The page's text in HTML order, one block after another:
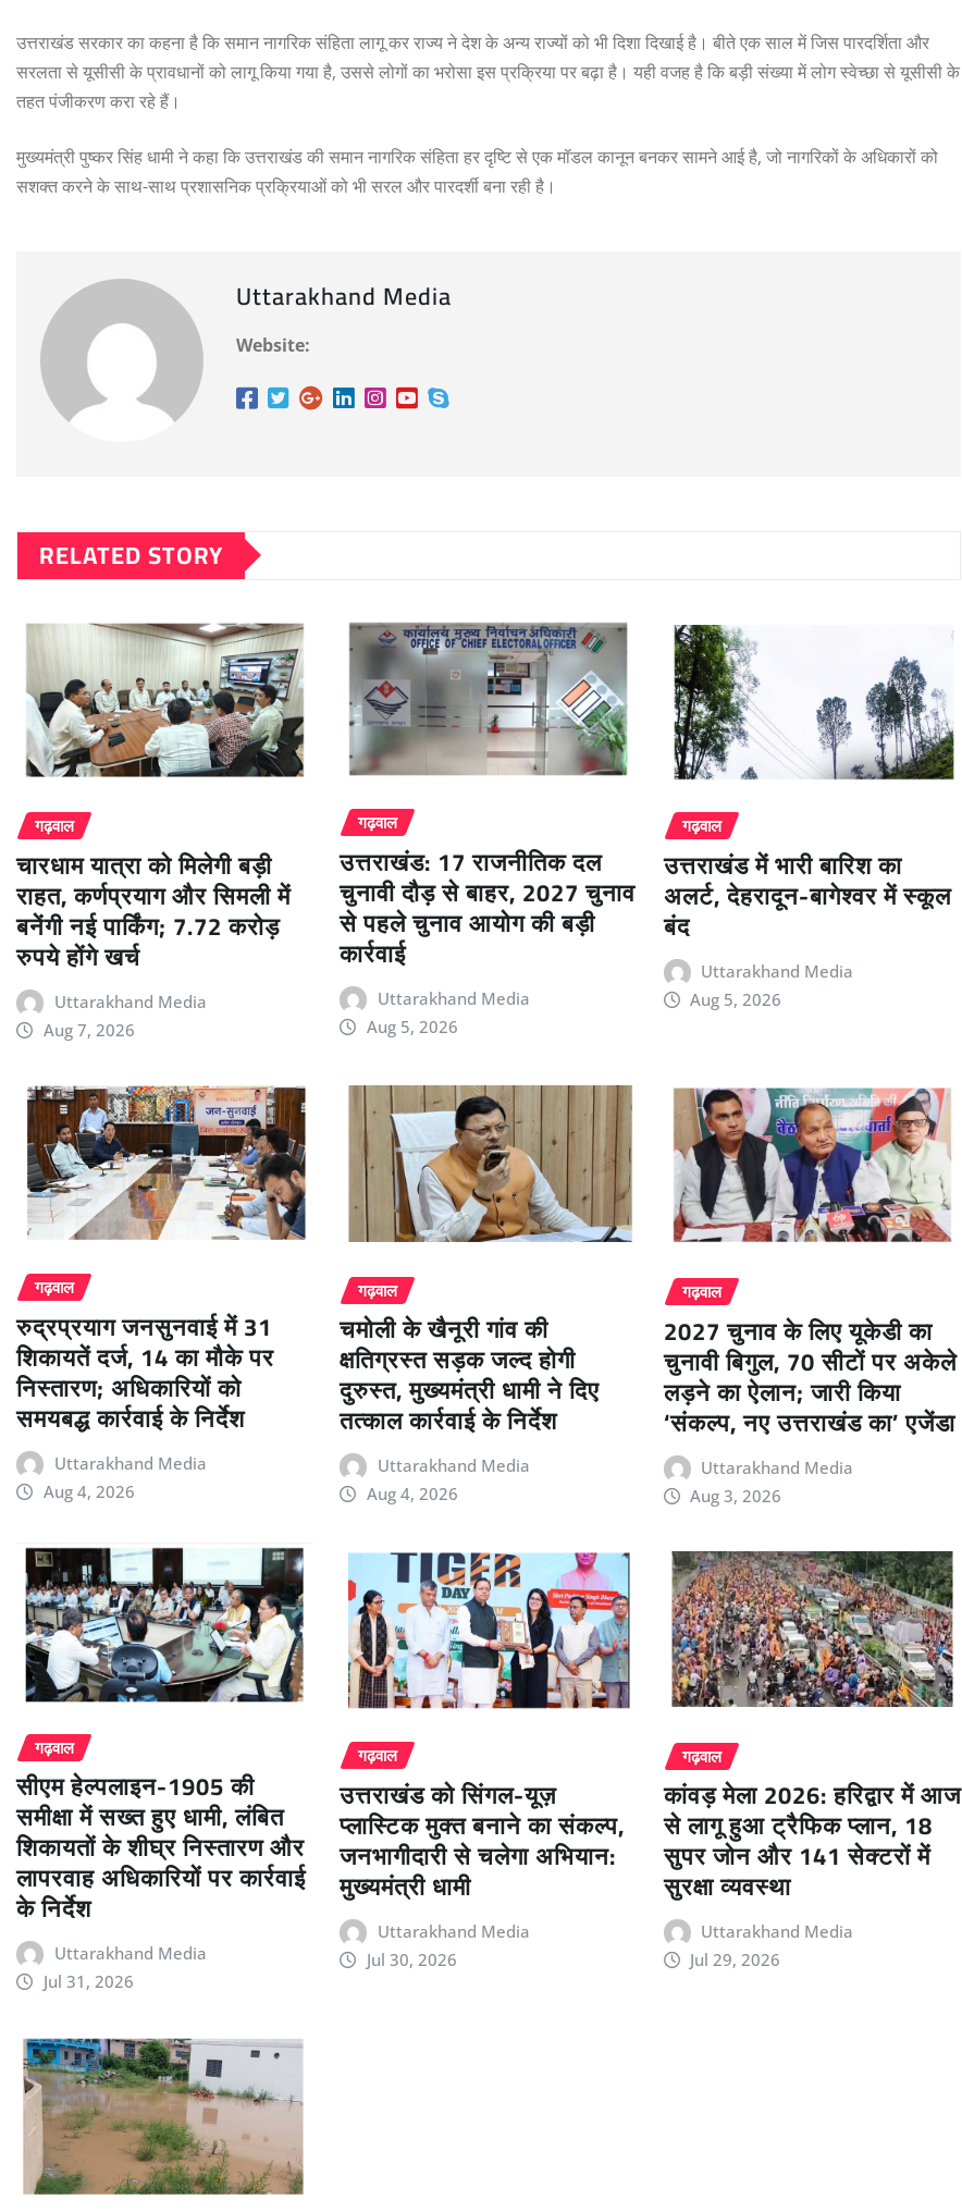
उत्तराखंड सरकार का कहना है कि समान नागरिक संहिता लागू कर राज्य ने देश के अन्य राज्यों को भी दिशा दिखाई है। बीते एक साल में जिस पारदर्शिता और
सरलता से यूसीसी के प्रावधानों को लागू किया गया है, उससे लोगों का भरोसा इस प्रक्रिया पर बढ़ा है। यही वजह है कि बड़ी संख्या में लोग स्वेच्छा से यूसीसी के
तहत पंजीकरण करा रहे हैं।
मुख्यमंत्री पुष्कर सिंह धामी ने कहा कि उत्तराखंड की समान नागरिक संहिता हर दृष्टि से एक मॉडल कानून बनकर सामने आई है, जो नागरिकों के अधिकारों को
सशक्त करने के साथ-साथ प्रशासनिक प्रक्रियाओं को भी सरल और पारदर्शी बना रही है।
Uttarakhand Media
Website:
RELATED STORY
गढ़वाल
चारधाम यात्रा को मिलेगी बड़ी
राहत, कर्णप्रयाग और सिमली में
बनेंगी नई पार्किंग; 7.72 करोड़
रुपये होंगे खर्च
Uttarakhand Media
Aug 7, 2026
गढ़वाल
उत्तराखंड: 17 राजनीतिक दल
चुनावी दौड़ से बाहर, 2027 चुनाव
से पहले चुनाव आयोग की बड़ी
कार्रवाई
Uttarakhand Media
Aug 5, 2026
गढ़वाल
उत्तराखंड में भारी बारिश का
अलर्ट, देहरादून-बागेश्वर में स्कूल
बंद
Uttarakhand Media
Aug 5, 2026
गढ़वाल
रुद्रप्रयाग जनसुनवाई में 31
शिकायतें दर्ज, 14 का मौके पर
निस्तारण; अधिकारियों को
समयबद्ध कार्रवाई के निर्देश
Uttarakhand Media
Aug 4, 2026
गढ़वाल
चमोली के खैनूरी गांव की
क्षतिग्रस्त सड़क जल्द होगी
दुरुस्त, मुख्यमंत्री धामी ने दिए
तत्काल कार्रवाई के निर्देश
Uttarakhand Media
Aug 4, 2026
गढ़वाल
2027 चुनाव के लिए यूकेडी का
चुनावी बिगुल, 70 सीटों पर अकेले
लड़ने का ऐलान; जारी किया
‘संकल्प, नए उत्तराखंड का’ एजेंडा
Uttarakhand Media
Aug 3, 2026
गढ़वाल
सीएम हेल्पलाइन-1905 की
समीक्षा में सख्त हुए धामी, लंबित
शिकायतों के शीघ्र निस्तारण और
लापरवाह अधिकारियों पर कार्रवाई
के निर्देश
Uttarakhand Media
Jul 31, 2026
गढ़वाल
उत्तराखंड को सिंगल-यूज़
प्लास्टिक मुक्त बनाने का संकल्प,
जनभागीदारी से चलेगा अभियान:
मुख्यमंत्री धामी
Uttarakhand Media
Jul 30, 2026
गढ़वाल
कांवड़ मेला 2026: हरिद्वार में आज
से लागू हुआ ट्रैफिक प्लान, 18
सुपर जोन और 141 सेक्टरों में
सुरक्षा व्यवस्था
Uttarakhand Media
Jul 29, 2026